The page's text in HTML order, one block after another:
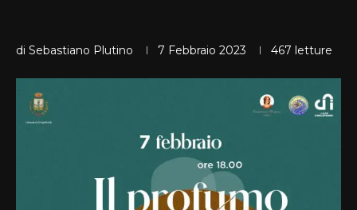
di Sebastiano Plutino 7 Febbraio 2023 467 letture